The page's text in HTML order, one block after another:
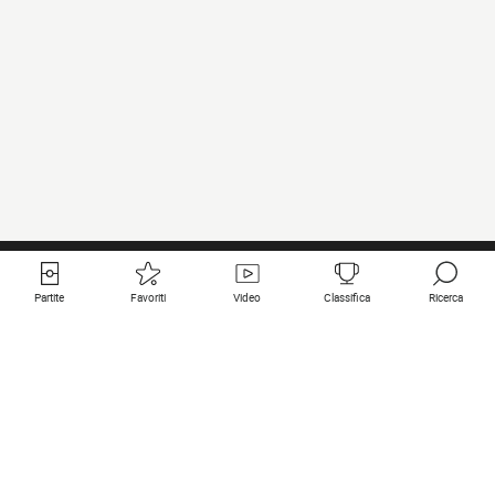
Partite Favoriti Video Classifica Ricerca